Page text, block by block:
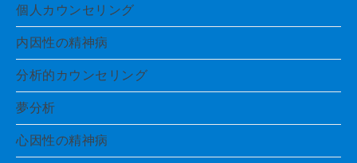
個人カウンセリング
内因性の精神病
分析的カウンセリング
夢分析
心因性の精神病